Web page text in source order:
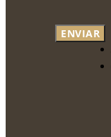
ENVIAR